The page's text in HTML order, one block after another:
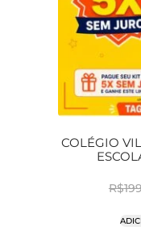
COLÉGIO
R$